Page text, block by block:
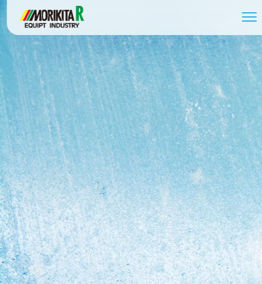
058-279-2739
受付時間 / 8:30～17:30
お問い合わせ